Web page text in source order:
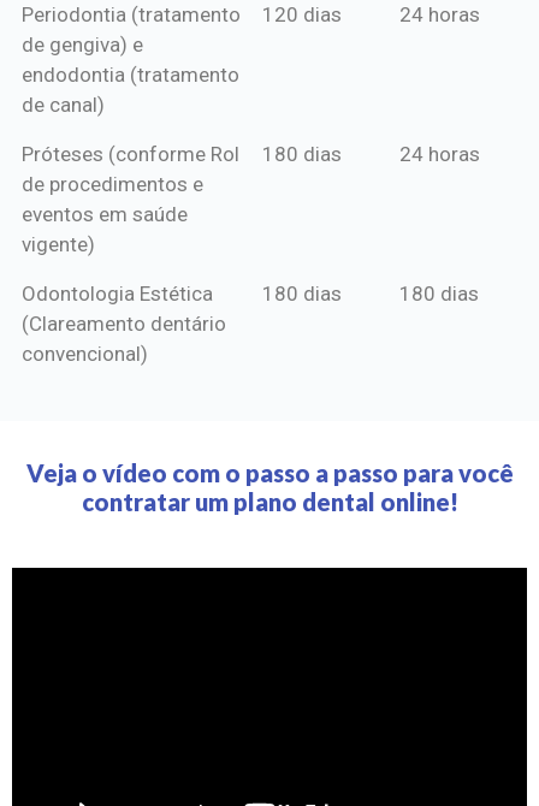
Periodontia (tratamento
de gengiva) e
endodontia (tratamento
de canal)
120 dias 24 horas
Próteses (conforme Rol
de procedimentos e
eventos em saúde
vigente)
180 dias 24 horas
Odontologia Estética
(Clareamento dentário
convencional)
180 dias 180 dias
Veja o vídeo com o passo a passo para você
contratar um plano dental online!